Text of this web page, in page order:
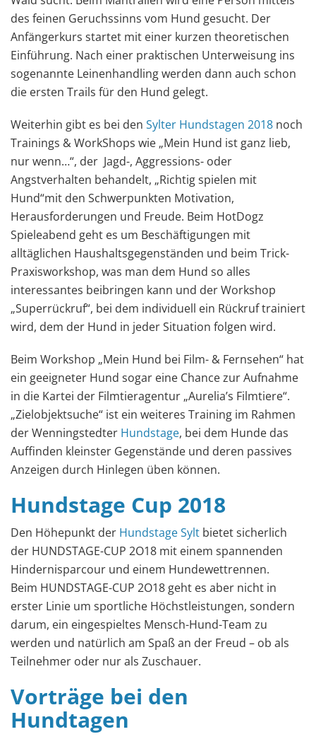
des feinen Geruchssinns vom Hund gesucht. Der
Anfängerkurs startet mit einer kurzen theoretischen
Einführung. Nach einer praktischen Unterweisung ins
sogenannte Leinenhandling werden dann auch schon
die ersten Trails für den Hund gelegt.
Weiterhin gibt es bei den Sylter Hundstagen 2018 noch
Trainings & WorkShops wie „Mein Hund ist ganz lieb,
nur wenn…“, der Jagd-, Aggressions- oder
Angstverhalten behandelt, „Richtig spielen mit
Hund“mit den Schwerpunkten Motivation,
Herausforderungen und Freude. Beim HotDogz
Spieleabend geht es um Beschäftigungen mit
alltäglichen Haushaltsgegenständen und beim Trick-
Praxisworkshop, was man dem Hund so alles
interessantes beibringen kann und der Workshop
„Superrückruf“, bei dem individuell ein Rückruf trainiert
wird, dem der Hund in jeder Situation folgen wird.
Beim Workshop „Mein Hund bei Film- & Fernsehen“ hat
ein geeigneter Hund sogar eine Chance zur Aufnahme
in die Kartei der Filmtieragentur „Aurelia’s Filmtiere“.
„Zielobjektsuche“ ist ein weiteres Training im Rahmen
der Wenningstedter Hundstage, bei dem Hunde das
Auffinden kleinster Gegenstände und deren passives
Anzeigen durch Hinlegen üben können.
Hundstage Cup 2018
Den Höhepunkt der Hundstage Sylt bietet sicherlich
der HUNDSTAGE-CUP 2O18 mit einem spannenden
Hindernisparcour und einem Hundewettrennen.
Beim HUNDSTAGE-CUP 2O18 geht es aber nicht in
erster Linie um sportliche Höchstleistungen, sondern
darum, ein eingespieltes Mensch-Hund-Team zu
werden und natürlich am Spaß an der Freud – ob als
Teilnehmer oder nur als Zuschauer.
Vorträge bei den
Hundtagen